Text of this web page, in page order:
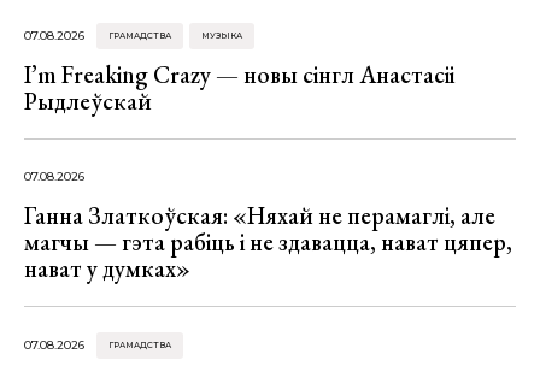
07.08.2026 ГРАМАДСТВА МУЗЫКА
I’m Freaking Crazy — новы сінгл Анастасіі
Рыдлеўскай
07.08.2026
Ганна Златкоўская: «Няхай не перамаглі, але
магчы — гэта рабіць і не здавацца, нават цяпер,
нават у думках»
07.08.2026 ГРАМАДСТВА